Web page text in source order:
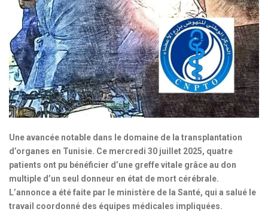
Une avancée notable dans le domaine de la transplantation
d’organes en Tunisie. Ce mercredi 30 juillet 2025, quatre
patients ont pu bénéficier d’une greffe vitale grâce au don
multiple d’un seul donneur en état de mort cérébrale.
L’annonce a été faite par le ministère de la Santé, qui a salué le
travail coordonné des équipes médicales impliquées.